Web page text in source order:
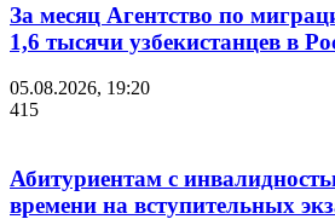
За месяц Агентство по
1,6 тысячи узбекистанцев в
05.08.2026, 19:20
415
Абитуриентам с
времени на вступительных